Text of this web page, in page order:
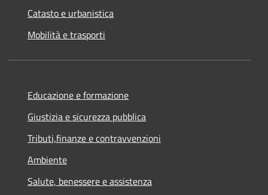
Catasto e urbanistica
Mobilità e trasporti
Educazione e formazione
Giustizia e sicurezza pubblica
Tributi,finanze e contravvenzioni
Ambiente
Salute, benessere e assistenza